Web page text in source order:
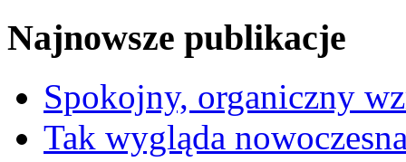
Najnowsze publikacje
Spokojny, organiczny
Tak wygląda